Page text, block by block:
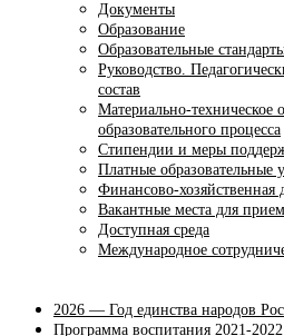
Документы
Образование
Образовательные
Руководство.
состав
Материально-техническое
образовательного процесса
Стипендии и меры
Платные образовательные
Финансово-хозяйственная
Вакантные места для
Доступная среда
Международное
2026 — Год единства народов
Программа воспитания 2021-